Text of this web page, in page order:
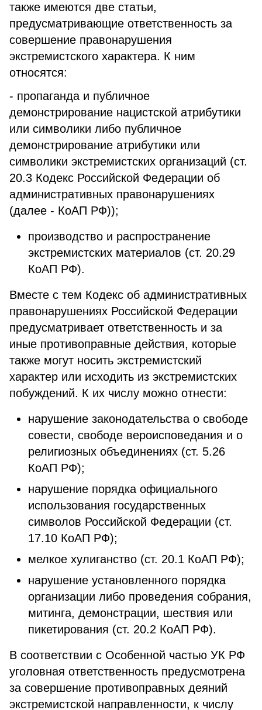
также имеются две статьи,
предусматривающие ответственность за
совершение правонарушения
экстремистского характера. К ним
относятся:
- пропаганда и публичное
демонстрирование нацистской атрибутики
или символики либо публичное
демонстрирование атрибутики или
символики экстремистских организаций (ст.
20.3 Кодекс Российской Федерации об
административных правонарушениях
(далее - КоАП РФ));
производство и распространение
экстремистских материалов (ст. 20.29
КоАП РФ).
Вместе с тем Кодекс об административных
правонарушениях Российской Федерации
предусматривает ответственность и за
иные противоправные действия, которые
также могут носить экстремистский
характер или исходить из экстремистских
побуждений. К их числу можно отнести:
нарушение законодательства о свободе
совести, свободе вероисповедания и о
религиозных объединениях (ст. 5.26
КоАП РФ);
нарушение порядка официального
использования государственных
символов Российской Федерации (ст.
17.10 КоАП РФ);
мелкое хулиганство (ст. 20.1 КоАП РФ);
нарушение установленного порядка
организации либо проведения собрания,
митинга, демонстрации, шествия или
пикетирования (ст. 20.2 КоАП РФ).
В соответствии с Особенной частью УК РФ
уголовная ответственность предусмотрена
за совершение противоправных деяний
экстремистской направленности, к числу